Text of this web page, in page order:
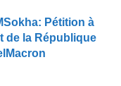
Pétition à
de la République